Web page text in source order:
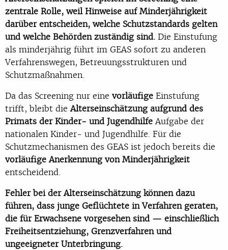
zentrale Rolle, weil Hinweise auf Minderjährigkeit
darüber entscheiden, welche Schutzstandards gelten
und welche Behörden zuständig sind. Die Einstufung
als minderjährig führt im GEAS sofort zu anderen
Verfahrenswegen, Betreuungsstrukturen und
Schutzmaßnahmen.
Da das Screening nur eine vorläufige Einstufung
trifft, bleibt dieAlterseinschätzung aufgrund des
Primats der Kinder- und JugendhilfeAufgabe der
nationalen Kinder- und Jugendhilfe. Für die
Schutzmechanismen des GEAS ist jedoch bereits die
vorläufige Anerkennung von Minderjährigkeit
entscheidend.
Fehler bei der Alterseinschätzung können dazu
führen, dass junge Geflüchtete in Verfahren geraten,
die für Erwachsene vorgesehen sind — einschließlich
Freiheitsentziehung, Grenzverfahren und
ungeeigneter Unterbringung.